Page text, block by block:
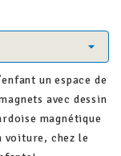
un espace de
avec dessin
magnétique
voiture, chez le